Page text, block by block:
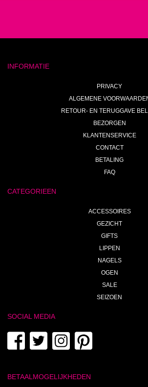
INFORMATIE
PRIVACY
ALGEMENE
RETOUR- EN TERUGGAVE
BEZORGEN
KLANTENSERVICE
CONTACT
BETALING
FAQ
CATEGORIEEN
ACCESSOIRES
GEZICHT
GIFTS
LIPPEN
NAGELS
OGEN
SALE
SEIZOEN
SOCIAL MEDIA
BETAALMOGELIJKHEDEN